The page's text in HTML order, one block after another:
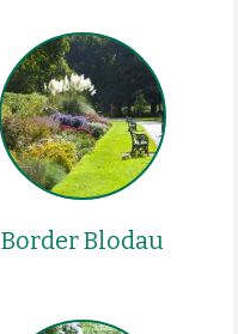
Border Blodau